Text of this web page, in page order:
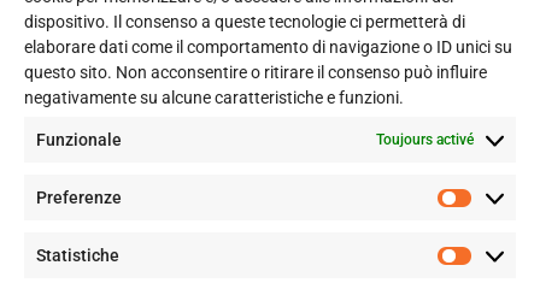
dispositivo. Il consenso a queste tecnologie ci permetterà di
elaborare dati come il comportamento di navigazione o ID unici su
questo sito. Non acconsentire o ritirare il consenso può influire
negativamente su alcune caratteristiche e funzioni.
Funzionale Toujours activé
Preferenze
Statistiche
Blog
Instagram